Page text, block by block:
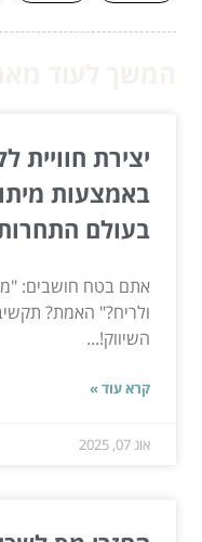
יצירת חוויית
באמצעות
בעולם
אתם בטח חושבים:
ולריח?" האמת?
השיווק!...
קרא עוד »
אוג 07, 2025